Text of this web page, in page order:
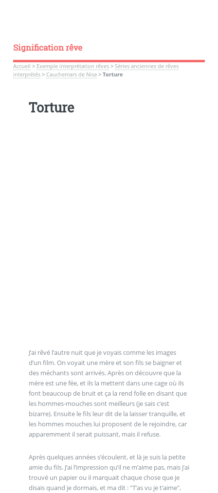
Signification rêve
Accueil > Exemple interprétation rêves> Séries anciennes de rêves
interprétés> Cauchemars de Nisa > Torture
Torture
J’ai rêvé l’autre nuit que je voyais comme les images
d’un film. On voyait une mère et son fils se baigner et
des méchants sont arrivés. Après on découvre que la
mère est une fée, et ils la mettent dans une cage où ils
font beaucoup de bruit et ça la rend folle en disant que
les hommes-mouches sont meilleurs (je sais c’est
bizarre). Ensuite le fils leur dit de la laisser tranquille, et
les hommes mouches lui proposent de le rejoindre, car
apparemment il serait puissant, mais il refuse.
Après quelques années s’écoulent, et là je suis la petite
amie du fils. J’ai l’impression qu’il ne m’aime pas, mais j’ai
trouvé un papier ou il marquait chaque chose que je
disais quand je dormais, et ma dit : "T’as vu je t’aime",